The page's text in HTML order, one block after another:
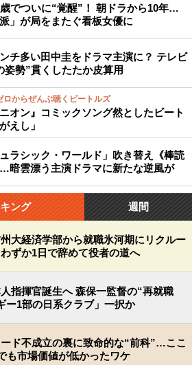
でついに“覚醒”！ 朝ドラから10年…
」が局をまたぐ看板女優に
チ多い田中圭をドラマ主演に？ テレビ
姿勢”貫くしたたか皮算用
ロからぜんぶ聴くビートルズ
ニオン』コミックソング然としたビート
えし」
ラシック・ワールド」吹き替え《棒読
暗雲漂う主演ドラマに新たな逆風が
ング 週間
大経済学部から就職氷河期にリクルー
ずか1日で辞めて役者の道へ
指揮官誕生へ 森保一監督の“再就職
ー1部の日系クラブ」一択か
ド不成立の裏に致命的な“前科”…ここ
も市場価値が低かったワケ